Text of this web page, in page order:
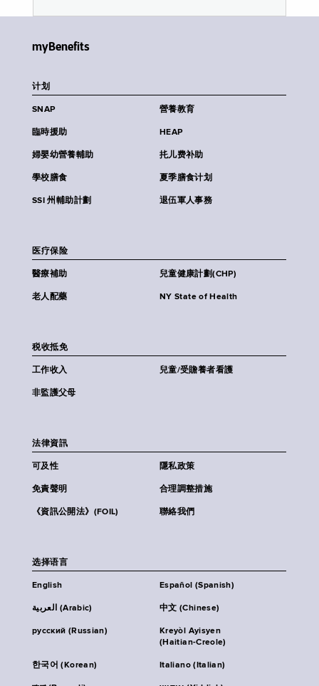
myBenefits
计划
SNAP 營養教育
臨時援助 HEAP
婦嬰幼營養輔助 扥儿费补助
學校膳食 夏季膳食计划
SSI 州輔助計劃 退伍軍人事務
医疗保险
醫療補助 兒童健康計劃(CHP)
老人配藥 NY State of Health
税收抵免
工作收入 兒童/受贍養者看護
非監護父母
法律資訊
可及性 隱私政策
免責聲明 合理調整措施
《資訊公開法》(FOIL) 聯絡我們
选择语言
English Español (Spanish)
العربية (Arabic) 中文 (Chinese)
русский (Russian)
Kreyòl Ayisyen
(Haitian-Creole)
한국어 (Korean) Italiano (Italian)